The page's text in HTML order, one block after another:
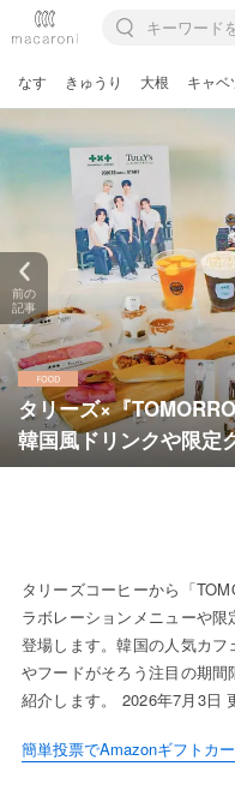
なす きゅうり 大根 キャベ
タリーズ×『
韓国風ドリンクや限定
前の
記事
タリーズコーヒーから「
ラボレーションメニューや
登場します。韓国の人気カ
やフードがそろう注目の期
紹介します。 2026年7月3日
簡単投票でAmazonギフトカ